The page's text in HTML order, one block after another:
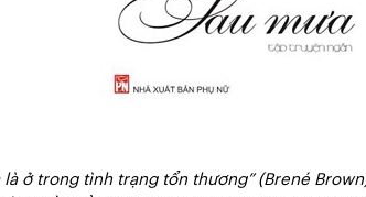
là ở trong tình trạng tổn thương” (Brené